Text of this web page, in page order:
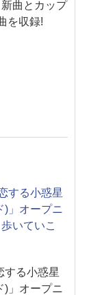
曲とカップ
を収録!
する小惑星
)」オープニ
いていこ
する小惑星
)」オープニ